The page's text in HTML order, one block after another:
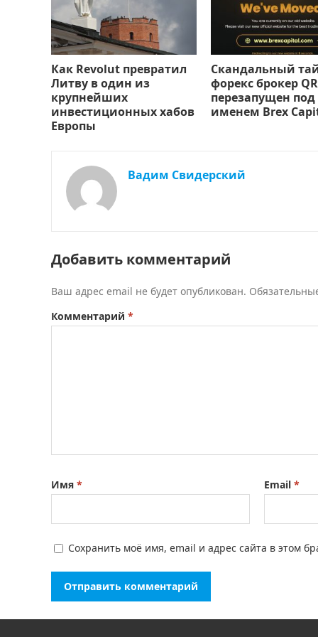
Как Revolut превратил
Литву в один из
крупнейших
инвестиционных хабов
Европы
Скандальный
форекс брокер
перезапущен под
именем Brex
Вадим Свидерский
Добавить комментарий
Ваш адрес email не будет опубликован.
Комментарий *
Имя * Email *
Сохранить моё имя, email и адрес сайта в этом